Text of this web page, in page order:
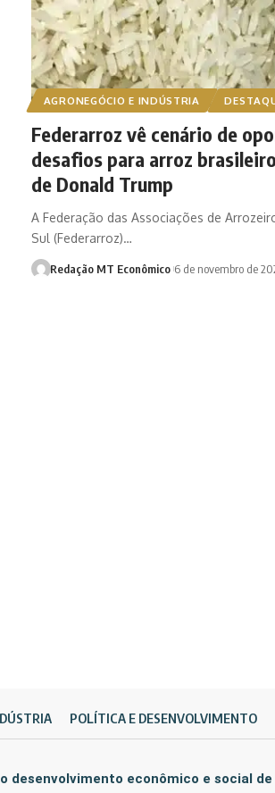
AGRONEGÓCIO E INDÚSTRIA
Federarroz vê cenário de
desafios para arroz
de Donald Trump
A Federação das Associações de
Sul (Federarroz)…
Redação MT Econômico 6 de novembro de
POLÍTICA E DESENVOLVIMENTO
desenvolvimento econômico e social de